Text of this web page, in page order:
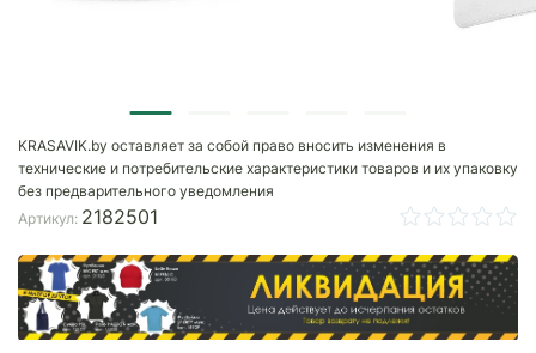
KRASAVIK.by оставляет за собой право вносить изменения в
технические и потребительские характеристики товаров и их упаковку
без предварительного уведомления
Артикул: 2182501